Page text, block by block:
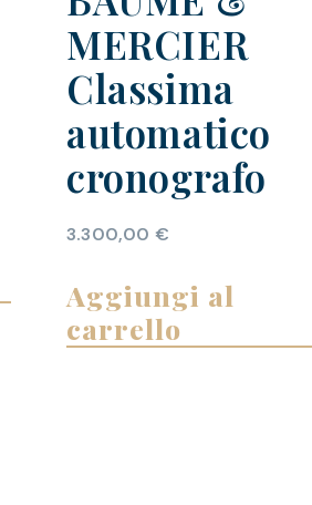
MERCIER
Classima
automatico
cronografo
3.300,00 €
Aggiungi al
carrello